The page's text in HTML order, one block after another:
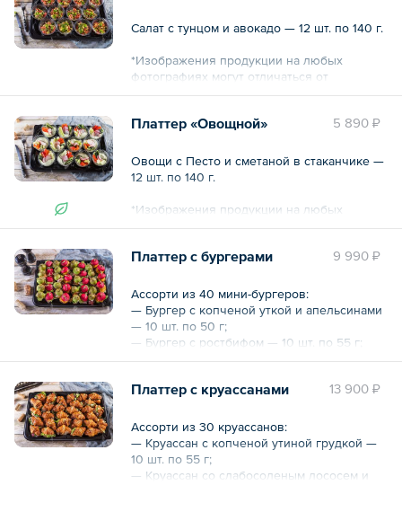
Салат с тунцом и авокадо — 12 шт. по 140 г.
*Изображения продукции на любых
фотографиях могут отличаться от
оригиналов.
Общий вес – 1680 г 5 890 ₽
Платтер «Овощной»
Овощи с Песто и сметаной в стаканчике —
12 шт. по 140 г.
*Изображения продукции на любых
фотографиях могут отличаться от
Общий вес – 1680 г
9 990 ₽
Платтер с бургерами
Ассорти из 40 мини-бургеров:
— Бургер с копченой уткой и апельсинами
— 10 шт. по 50 г;
— Бургер с ростбифом — 10 шт. по 55 г;
— Бургер с цитрусовым лососем и
— Бургер с котлетой из мраморной
*Изображения продукции на любых
фотографиях могут отличаться от
оригиналов.
13 900 ₽
Платтер с круассанами
Ассорти из 30 круассанов:
— Круассан с копченой утиной грудкой —
10 шт. по 55 г;
— Круассан со слабосоленым лососем и